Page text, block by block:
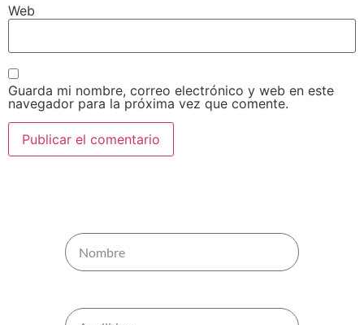
Web
Guarda mi nombre, correo electrónico y web en este
navegador para la próxima vez que comente.